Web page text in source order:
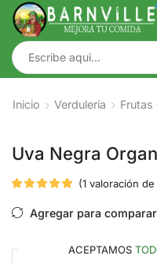
Inicio Verdulería Frutas
Uva Negra
(1 valoración
Agregar para comparar
ACEPTAMOS